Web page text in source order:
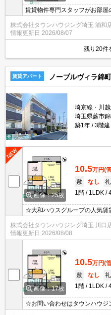
賃貸物件専門スタッフがお部屋
お問合わせはタウンハウジング
株式会社タウンハウジング埼玉 浦和
情報更新日 2026/08/07
残り20件
賃貸アパート ノーブルヴィラ錦
埼京線・川
埼玉県蕨市
築1年
3階建
画像：25枚
10.5万円(
敷
なし 礼
1階
1LDK
☆大和ハウスグループの人気賃
の高い物件です！毎月の家賃
がございます！
株式会社タウンハウジング埼玉 川口
情報更新日 2026/08/08
画像：17枚
10.5万円(
敷
なし 礼
1階
1LDK
☆お問い合わせはタウンハウジ
決済相談☆オンラインでの内見